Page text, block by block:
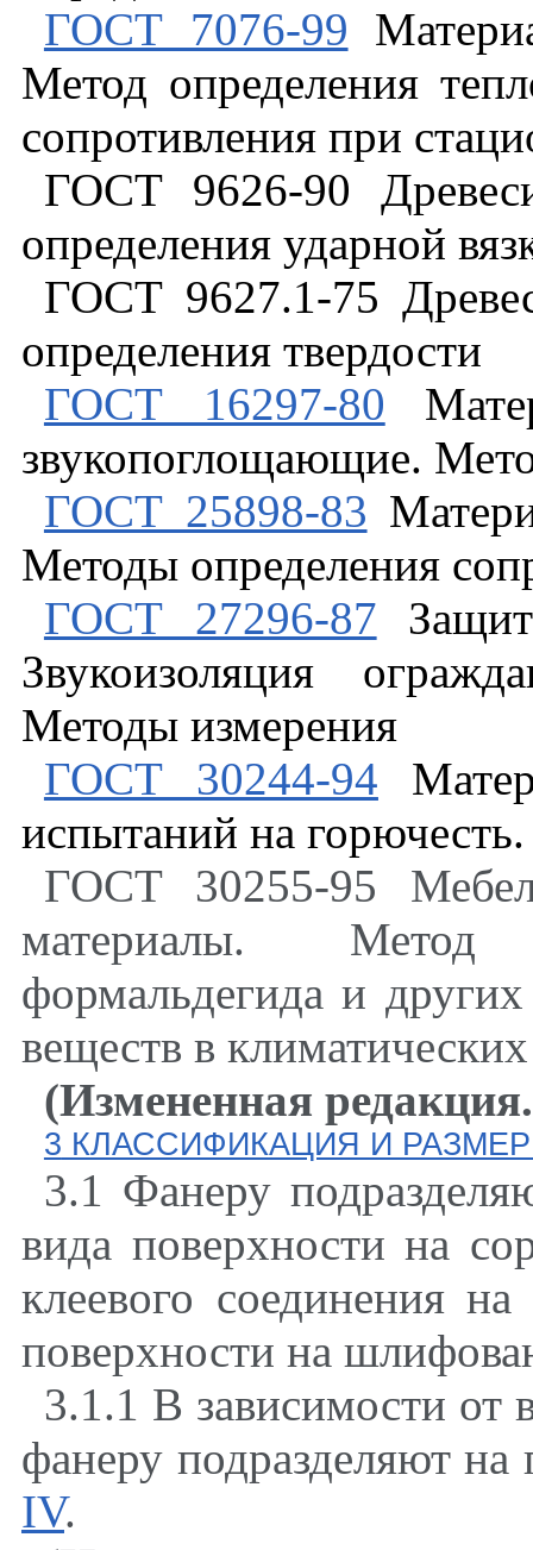
ГОСТ 7076-99
Метод определения
сопротивления при
ГОСТ 9626-90
определения ударной
ГОСТ 9627.1-75
определения твердости
ГОСТ 16297-80
звукопоглощающие.
ГОСТ 25898-83
Методы определения
ГОСТ 27296-87
Звукоизоляция
Методы измерения
ГОСТ 30244-94
испытаний на горючесть.
ГОСТ 30255-95
материалы. Метод
формальдегида и
веществ в
(Измененная
3 КЛАССИФИКАЦИЯ И
3.1 Фанеру
вида поверхности на
клеевого соединения
поверхности на
3.1.1 В зависимости от
фанеру подразделяют на
IV.